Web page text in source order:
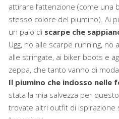
attirare l’attenzione (come una
stesso colore del piumino). Ai
un paio di scarpe che
Ugg, no alle scarpe running, no
alle stringate, ai biker boots e
zeppa, che tanto vanno di
Il piumino che indosso nelle
stata la mia salvezza per
trovate altri outfit di ispirazione